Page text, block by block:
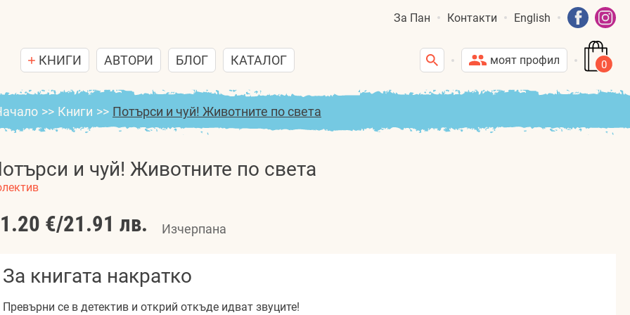
За Пан Контакти English
КНИГИ АВТОРИ БЛОГ КАТАЛОГ моят профил 0
>> Книги >> Потърси и чуй! Животните по света
и чуй! Животните по света
€/21.91 лв. Изчерпана
За книгата накратко
Превърни се в детектив и открий откъде идват звуците!